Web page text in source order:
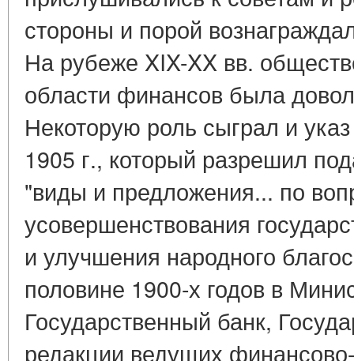
стороны и порой
На рубеже XIX-XX вв.
области финансов была
Некоторую роль сыграл и
1905 г., который разрешил
"виды и предложения... по
усовершенствования
и улучшения народного
половине 1900-х годов в
Государственный банк,
редакции ведущих